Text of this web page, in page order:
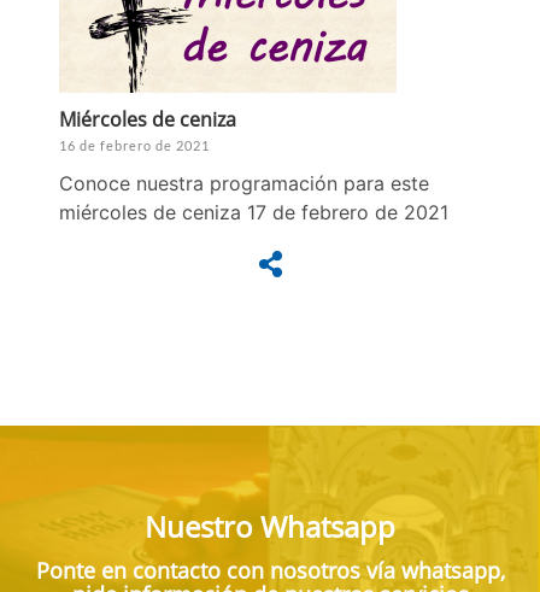
Miércoles de ceniza
16 de febrero de 2021
Conoce nuestra programación para este
miércoles de ceniza 17 de febrero de 2021
Nuestro Whatsapp
Ponte en contacto con nosotros vía whatsapp,